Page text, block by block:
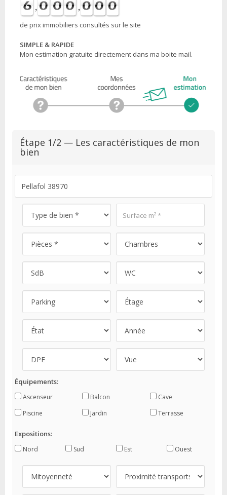
de prix immobiliers consultés sur le site
SIMPLE & RAPIDE
Mon estimation gratuite directement dans ma boite mail.
Étape 1/2 — Les caractéristiques de mon
bien
Équipements:
Ascenseur Balcon
Cave
Piscine
Jardin Terrasse
Expositions:
Nord Sud Est Ouest